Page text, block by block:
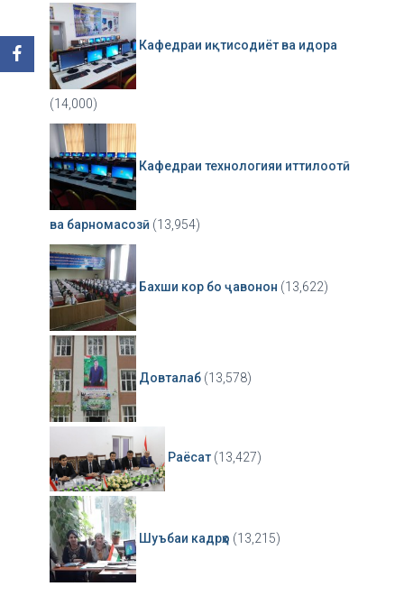
Кафедраи иқтисодиёт ва идора
(14,000)
Кафедраи технологияи иттилоотӣ
ва барномасозӣ (13,954)
Бахши кор бо ҷавонон (13,622)
Довталаб (13,578)
Раёсат (13,427)
Шуъбаи кадрҳо (13,215)